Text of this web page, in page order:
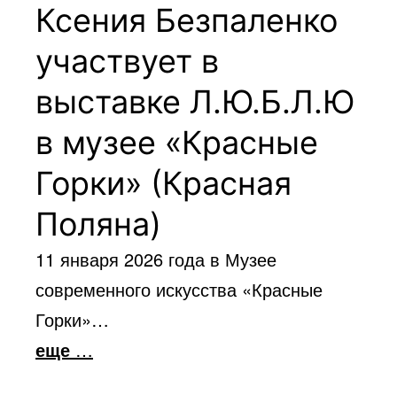
Ксения Безпаленко
участвует в
выставке Л.Ю.Б.Л.Ю
в музее «Красные
Горки» (Красная
Поляна)
11 января 2026 года в Музее
современного искусства «Красные
Горки»…
еще …